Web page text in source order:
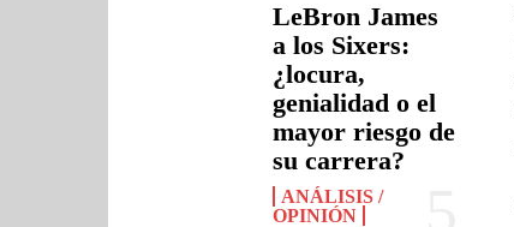
LeBron James
a los Sixers:
¿locura,
genialidad o el
mayor riesgo de
su carrera?
ANÁLISIS /
OPINIÓN